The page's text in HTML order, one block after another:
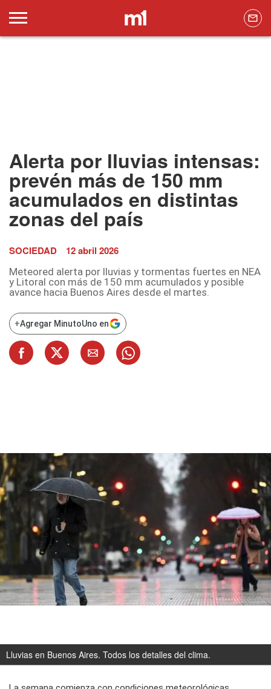
Alerta por lluvias intensas:
prevén más de 150 mm
acumulados en distintas
zonas del país
SOCIEDAD 12 abril 2026
Meteored alerta por lluvias y tormentas fuertes en NEA
y Litoral con más de 150 mm acumulados y posible
avance hacia Buenos Aires desde el martes.
+Agregar MinutoUno en
Lluvias en Buenos Aires. Todos los detalles del clima.